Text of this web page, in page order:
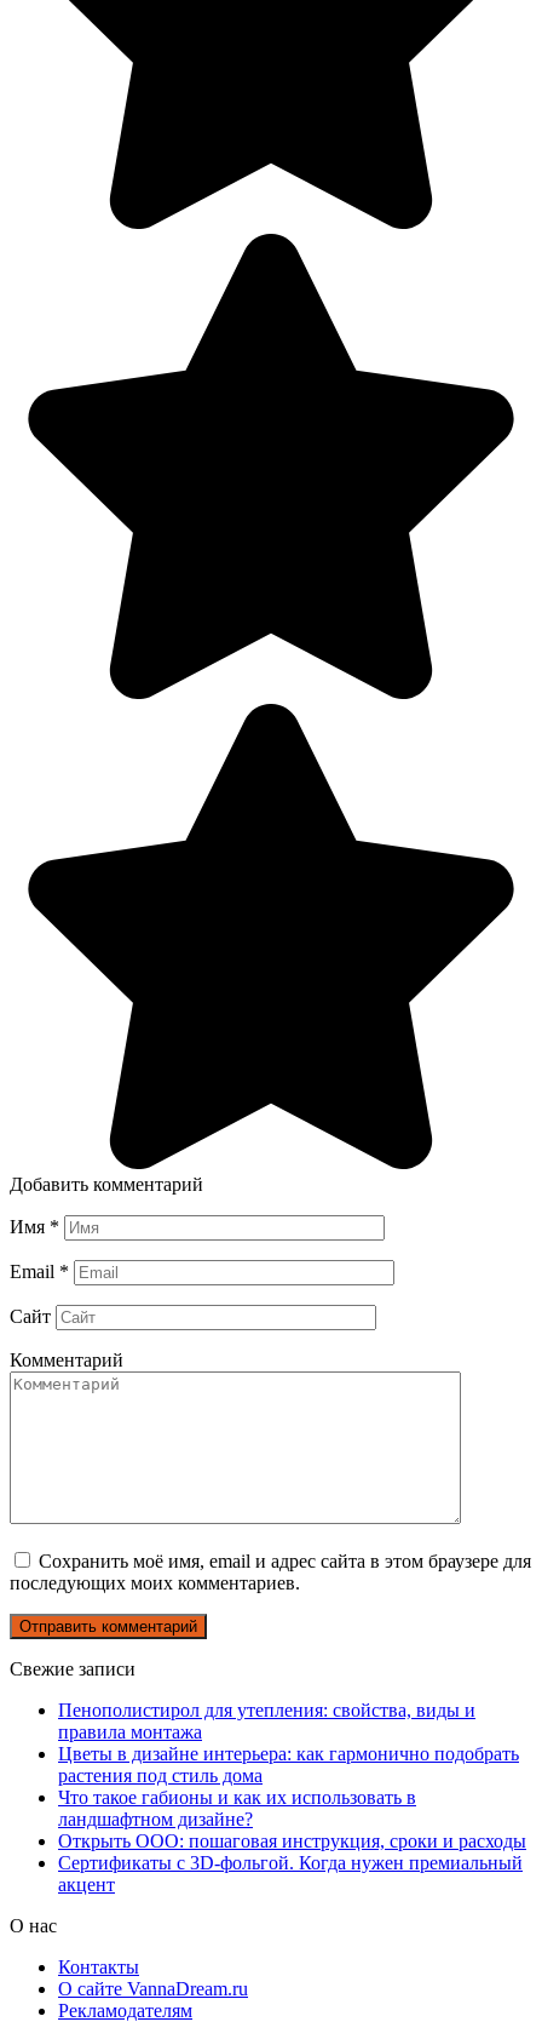
Добавить комментарий
Имя *
Email *
Сайт
Комментарий
Сохранить моё имя, email и адрес сайта в этом браузере для
последующих моих комментариев.
Свежие записи
Пенополистирол для утепления: свойства, виды и
правила монтажа
Цветы в дизайне интерьера: как гармонично подобрать
растения под стиль дома
Что такое габионы и как их использовать в
ландшафтном дизайне?
Открыть ООО: пошаговая инструкция, сроки и расходы
Сертификаты с 3D-фольгой. Когда нужен премиальный
акцент
О нас
Контакты
О сайте VannaDream.ru
Рекламодателям